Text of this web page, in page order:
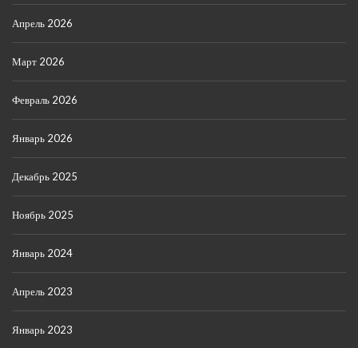
Апрель 2026
Март 2026
Февраль 2026
Январь 2026
Декабрь 2025
Ноябрь 2025
Январь 2024
Апрель 2023
Январь 2023